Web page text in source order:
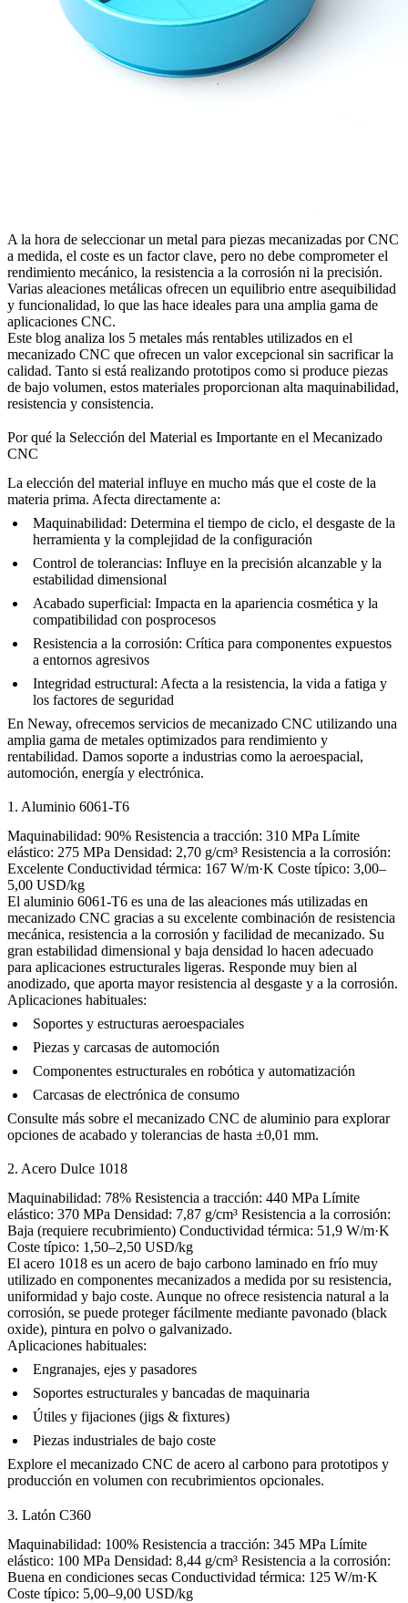
A la hora de seleccionar un metal para piezas mecanizadas por CNC
a medida, el coste es un factor clave, pero no debe comprometer el
rendimiento mecánico, la resistencia a la corrosión ni la precisión.
Varias aleaciones metálicas ofrecen un equilibrio entre asequibilidad
y funcionalidad, lo que las hace ideales para una amplia gama de
aplicaciones CNC.
Este blog analiza los 5 metales más rentables utilizados en el
mecanizado CNC que ofrecen un valor excepcional sin sacrificar la
calidad. Tanto si está realizando prototipos como si produce piezas
de bajo volumen, estos materiales proporcionan alta maquinabilidad,
resistencia y consistencia.
Por qué la Selección del Material es Importante en el Mecanizado
CNC
La elección del material influye en mucho más que el coste de la
materia prima. Afecta directamente a:
Maquinabilidad: Determina el tiempo de ciclo, el desgaste de la
herramienta y la complejidad de la configuración
Control de tolerancias: Influye en la precisión alcanzable y la
estabilidad dimensional
Acabado superficial: Impacta en la apariencia cosmética y la
compatibilidad con posprocesos
Resistencia a la corrosión: Crítica para componentes expuestos
a entornos agresivos
Integridad estructural: Afecta a la resistencia, la vida a fatiga y
los factores de seguridad
En Neway, ofrecemos servicios de mecanizado CNC utilizando una
amplia gama de metales optimizados para rendimiento y
rentabilidad. Damos soporte a industrias como la aeroespacial,
automoción, energía y electrónica.
1. Aluminio 6061-T6
Maquinabilidad: 90% Resistencia a tracción: 310 MPa Límite
elástico: 275 MPa Densidad: 2,70 g/cm³ Resistencia a la corrosión:
Excelente Conductividad térmica: 167 W/m·K Coste típico: 3,00–
5,00 USD/kg
El aluminio 6061-T6 es una de las aleaciones más utilizadas en
mecanizado CNC gracias a su excelente combinación de resistencia
mecánica, resistencia a la corrosión y facilidad de mecanizado. Su
gran estabilidad dimensional y baja densidad lo hacen adecuado
para aplicaciones estructurales ligeras. Responde muy bien al
anodizado, que aporta mayor resistencia al desgaste y a la corrosión.
Aplicaciones habituales:
Soportes y estructuras aeroespaciales
Piezas y carcasas de automoción
Componentes estructurales en robótica y automatización
Carcasas de electrónica de consumo
Consulte más sobre el mecanizado CNC de aluminio para explorar
opciones de acabado y tolerancias de hasta ±0,01 mm.
2. Acero Dulce 1018
Maquinabilidad: 78% Resistencia a tracción: 440 MPa Límite
elástico: 370 MPa Densidad: 7,87 g/cm³ Resistencia a la corrosión:
Baja (requiere recubrimiento) Conductividad térmica: 51,9 W/m·K
Coste típico: 1,50–2,50 USD/kg
El acero 1018 es un acero de bajo carbono laminado en frío muy
utilizado en componentes mecanizados a medida por su resistencia,
uniformidad y bajo coste. Aunque no ofrece resistencia natural a la
corrosión, se puede proteger fácilmente mediante pavonado (black
oxide), pintura en polvo o galvanizado.
Aplicaciones habituales:
Engranajes, ejes y pasadores
Soportes estructurales y bancadas de maquinaria
Útiles y fijaciones (jigs & fixtures)
Piezas industriales de bajo coste
Explore el mecanizado CNC de acero al carbono para prototipos y
producción en volumen con recubrimientos opcionales.
3. Latón C360
Maquinabilidad: 100% Resistencia a tracción: 345 MPa Límite
elástico: 100 MPa Densidad: 8,44 g/cm³ Resistencia a la corrosión:
Buena en condiciones secas Conductividad térmica: 125 W/m·K
Coste típico: 5,00–9,00 USD/kg